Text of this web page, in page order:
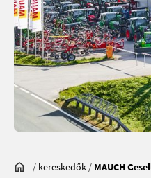
/ kereskedők / MAUCH